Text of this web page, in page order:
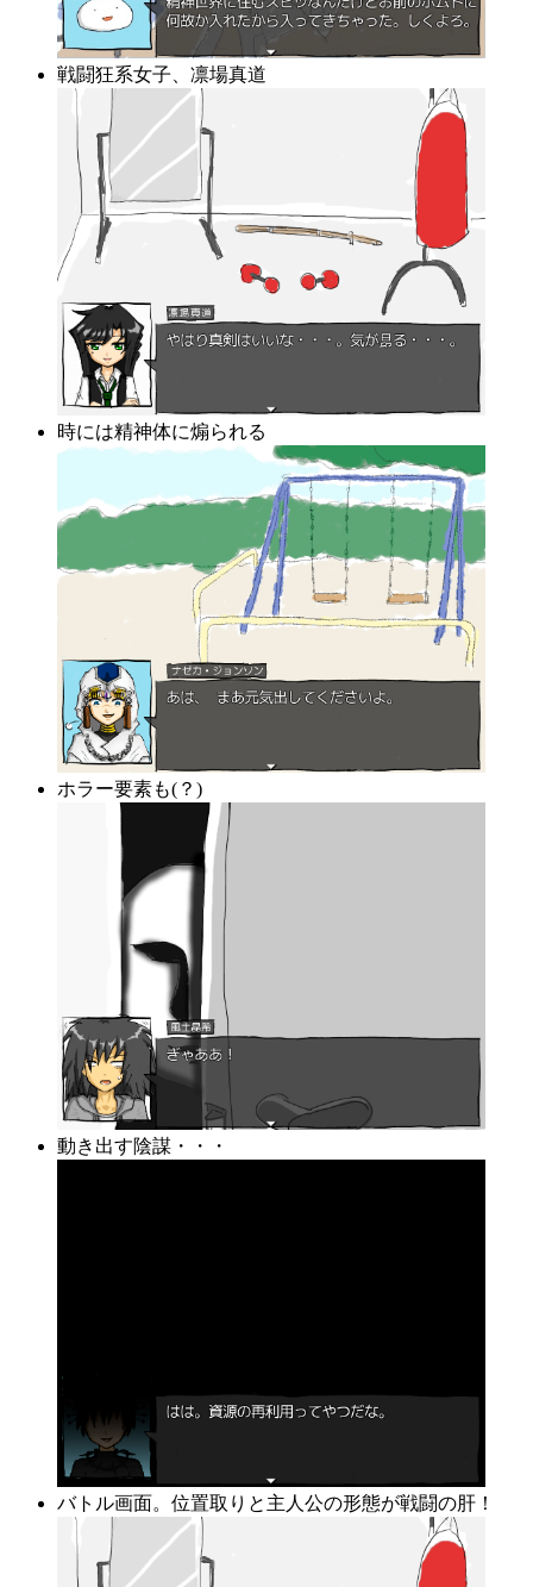
戦闘狂系女子、凛場真道
時には精神体に煽られる
ホラー要素も(？)
動き出す陰謀・・・
バトル画面。位置取りと主人公の形態が戦闘の肝！